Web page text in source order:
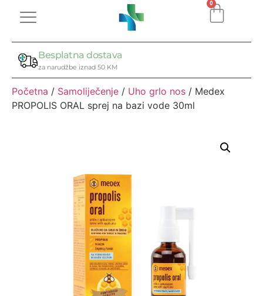
0
Besplatna dostava
za narudžbe iznad 50 KM
Početna / Samoliječenje / Uho grlo nos / Medex
PROPOLIS ORAL sprej na bazi vode 30ml